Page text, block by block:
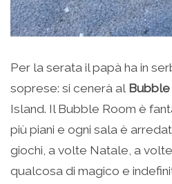
Per la serata il papà ha in
soprese: si cenerà al
Island. Il Bubble Room è
più piani e ogni sala è
giochi, a volte Natale, a
qualcosa di magico e